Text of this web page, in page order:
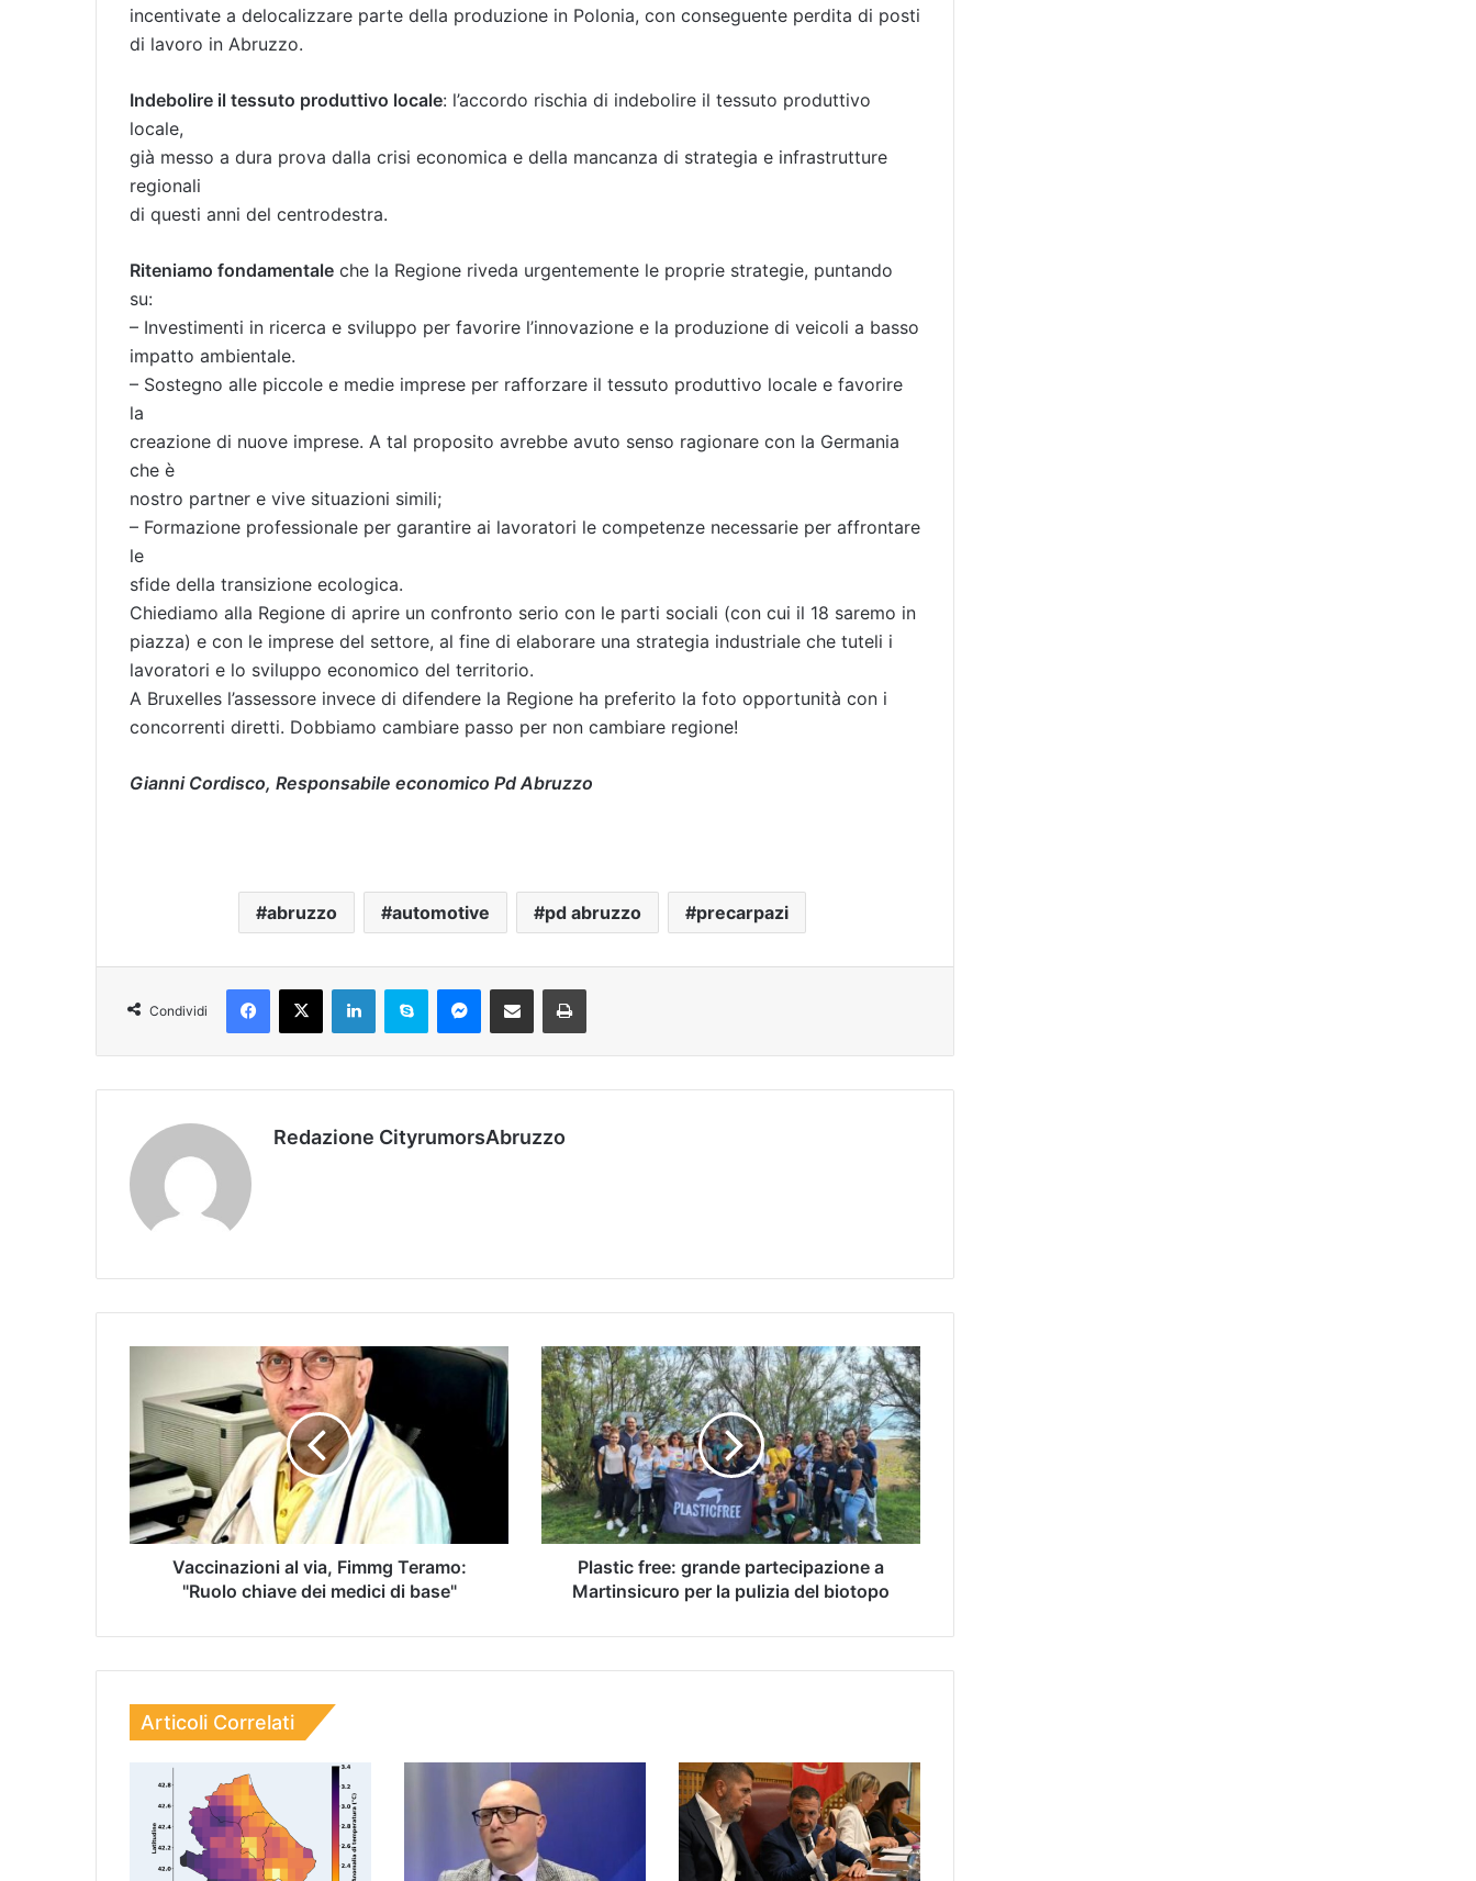
incentivate a delocalizzare parte della produzione in Polonia, con conseguente perdita di posti
di lavoro in Abruzzo.
Indebolire il tessuto produttivo locale: l’accordo rischia di indebolire il tessuto produttivo
locale,
già messo a dura prova dalla crisi economica e della mancanza di strategia e infrastrutture
regionali
di questi anni del centrodestra.
Riteniamo fondamentale che la Regione riveda urgentemente le proprie strategie, puntando
su:
– Investimenti in ricerca e sviluppo per favorire l’innovazione e la produzione di veicoli a basso
impatto ambientale.
– Sostegno alle piccole e medie imprese per rafforzare il tessuto produttivo locale e favorire
la
creazione di nuove imprese. A tal proposito avrebbe avuto senso ragionare con la Germania
che è
nostro partner e vive situazioni simili;
– Formazione professionale per garantire ai lavoratori le competenze necessarie per affrontare
le
sfide della transizione ecologica.
Chiediamo alla Regione di aprire un confronto serio con le parti sociali (con cui il 18 saremo in
piazza) e con le imprese del settore, al fine di elaborare una strategia industriale che tuteli i
lavoratori e lo sviluppo economico del territorio.
A Bruxelles l’assessore invece di difendere la Regione ha preferito la foto opportunità con i
concorrenti diretti. Dobbiamo cambiare passo per non cambiare regione!
Gianni Cordisco, Responsabile economico Pd Abruzzo
abruzzo automotive pd abruzzo precarpazi
Condividi
Redazione CityrumorsAbruzzo
Vaccinazioni al via, Fimmg Teramo:
"Ruolo chiave dei medici di base"
Plastic free: grande partecipazione a
Martinsicuro per la pulizia del biotopo
Articoli Correlati